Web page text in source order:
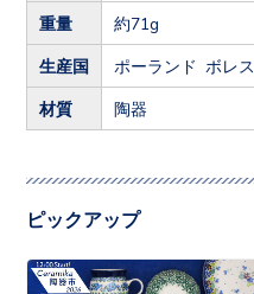
重量 約71g
生産国 ポーランド ボレ
材質 陶器
ピックアップ